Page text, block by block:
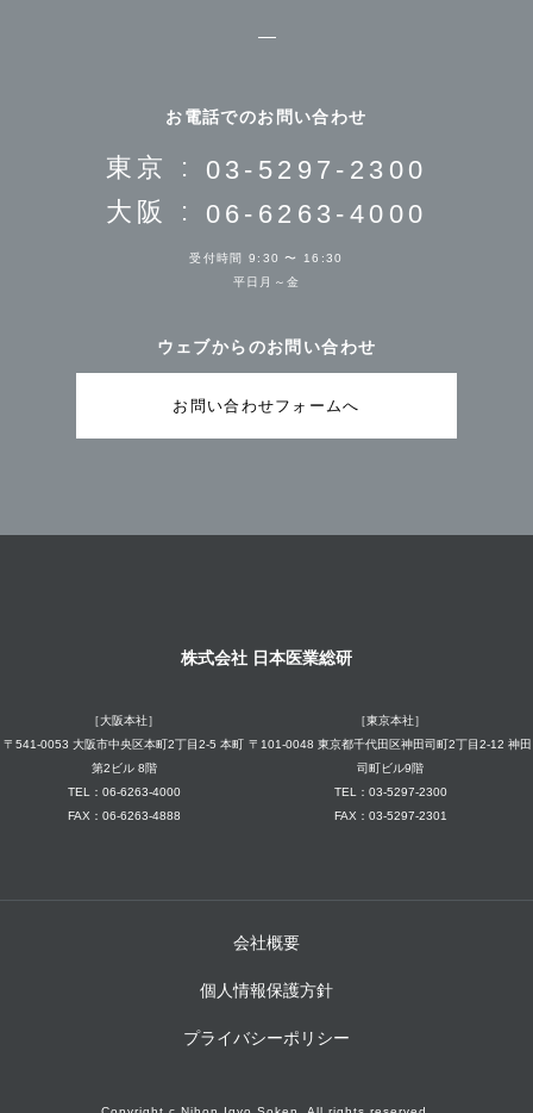
お電話でのお問い合わせ
東京 : 03-5297-2300
大阪 : 06-6263-4000
受付時間 9:30 〜 16:30
平日月～金
ウェブからのお問い合わせ
お問い合わせフォームへ
株式会社 日本医業総研
［大阪本社］
〒541-0053 大阪市中央区本町2丁目2-5 本町
第2ビル 8階
TEL：06-6263-4000
FAX：06-6263-4888
［東京本社］
〒101-0048 東京都千代田区神田司町2丁目2-12 神田
司町ビル9階
TEL：03-5297-2300
FAX：03-5297-2301
会社概要
個人情報保護方針
プライバシーポリシー